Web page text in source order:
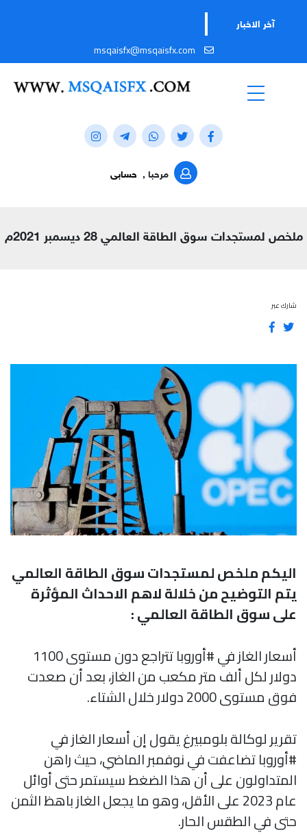
آخر الاخبار
msqaisfx@msqaisfx.com
مرحبا , حسابى
ملخص لمستجدات سوق الطاقة العالمي 28 ديسمبر 2021م
شارك عبر
اليكم ملخص لمستجدات سوق الطاقة العالمي
يتم التوضيح من خلالة لاهم الاحداث المؤثرة
على سوق الطاقة العالمي :
أسعار الغاز في #أوروبا تتراجع دون مستوى 1100
دولار لكل ألف متر مكعب من الغاز، بعد أن صعدت
فوق مستوى 2000 دولار خلال الشتاء.
تقرير لوكالة بلومبيرغ يقول إن أسعار الغاز في
#أوروبا تضاعفت في نوفمبر الماضي، حيث راهن
المتداولون على أن هذا الضغط سيستمر حتى أوائل
عام 2023 على الأقل، وهو ما يجعل الغاز باهظ الثمن
حتى في الطقس الحار.